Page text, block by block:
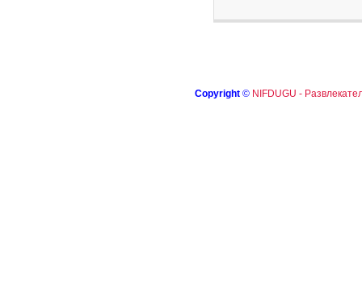
Copyright © NIFDUGU -